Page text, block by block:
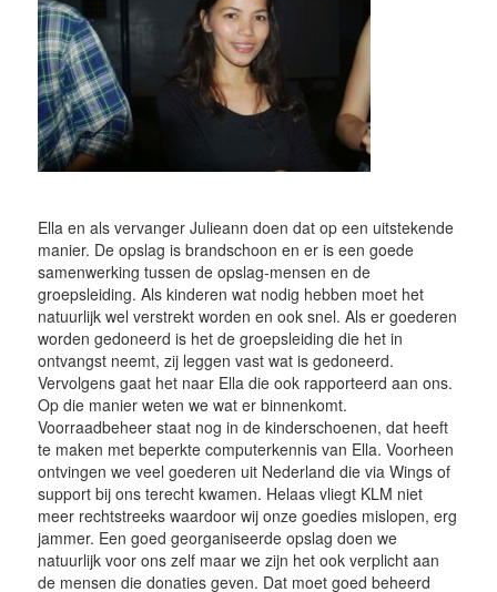
Ella en als vervanger Julieann doen dat op een uitstekende
manier. De opslag is brandschoon en er is een goede
samenwerking tussen de opslag-mensen en de
groepsleiding. Als kinderen wat nodig hebben moet het
natuurlijk wel verstrekt worden en ook snel. Als er goederen
worden gedoneerd is het de groepsleiding die het in
ontvangst neemt, zij leggen vast wat is gedoneerd.
Vervolgens gaat het naar Ella die ook rapporteerd aan ons.
Op die manier weten we wat er binnenkomt.
Voorraadbeheer staat nog in de kinderschoenen, dat heeft
te maken met beperkte computerkennis van Ella. Voorheen
ontvingen we veel goederen uit Nederland die via Wings of
support bij ons terecht kwamen. Helaas vliegt KLM niet
meer rechtstreeks waardoor wij onze goedies mislopen, erg
jammer. Een goed georganiseerde opslag doen we
natuurlijk voor ons zelf maar we zijn het ook verplicht aan
de mensen die donaties geven. Dat moet goed beheerd